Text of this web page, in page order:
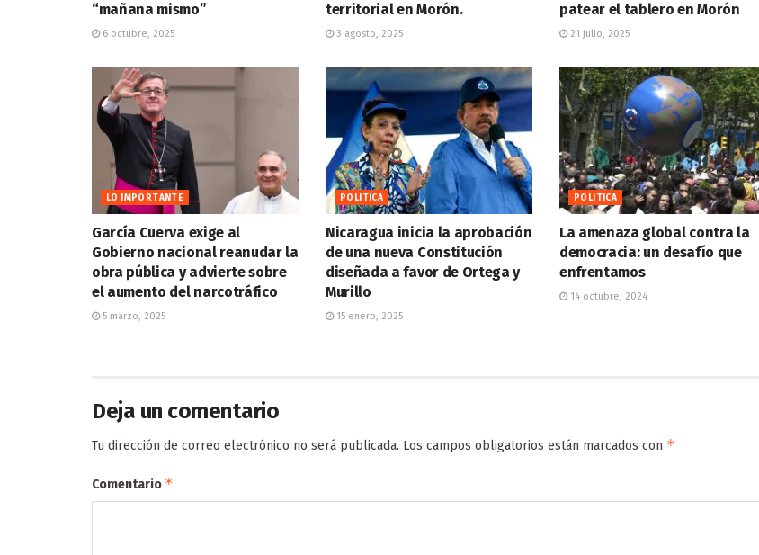
“mañana mismo”
6 octubre, 2025
territorial en Morón.
3 agosto, 2025
patear el tablero en Morón
21 julio, 2025
LO IMPORTANTE
García Cuerva exige al
Gobierno nacional reanudar la
obra pública y advierte sobre
el aumento del narcotráfico
5 marzo, 2025
POLITICA
Nicaragua inicia la aprobación
de una nueva Constitución
diseñada a favor de Ortega y
Murillo
15 enero, 2025
POLITICA
La amenaza global contra la
democracia: un desafío que
enfrentamos
14 octubre, 2024
Deja un comentario
Tu dirección de correo electrónico no será publicada. Los campos obligatorios están marcados con *
Comentario *